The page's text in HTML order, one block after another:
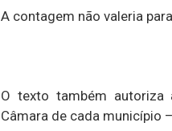
A contagem não valeria
O texto também autoriza
Câmara de cada município